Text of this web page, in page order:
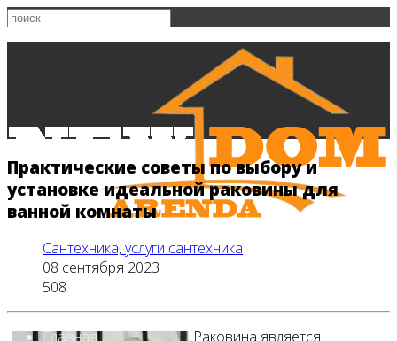
Главная
Практические советы по выбору и
установке идеальной раковины для
ванной комнаты
Сантехника, услуги сантехника
08 сентября 2023
508
Раковина является